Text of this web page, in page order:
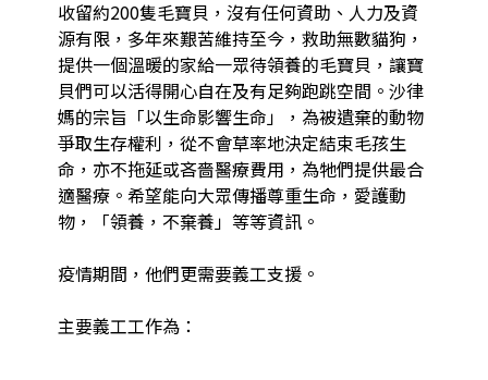
收留約200隻毛寶貝，沒有任何資助、人力及資
源有限，多年來艱苦維持至今，救助無數貓狗，
提供一個溫暖的家給一眾待領養的毛寶貝，讓寶
貝們可以活得開心自在及有足夠跑跳空間。沙律
媽的宗旨「以生命影響生命」，為被遺棄的動物
爭取生存權利，從不會草率地決定結束毛孩生
命，亦不拖延或吝嗇醫療費用，為牠們提供最合
適醫療。希望能向大眾傳播尊重生命，愛護動
物，「領養，不棄養」等等資訊。
疫情期間，他們更需要義工支援。
主要義工工作為：